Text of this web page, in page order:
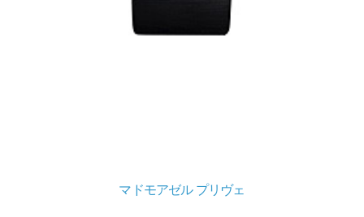
マドモアゼル プリヴェ